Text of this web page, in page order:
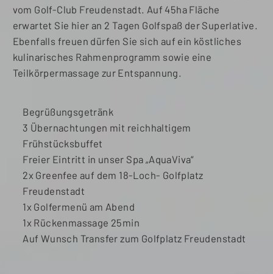
vom Golf-Club Freudenstadt. Auf 45ha Fläche
erwartet Sie hier an 2 Tagen Golfspaß der Superlative.
Ebenfalls freuen dürfen Sie sich auf ein köstliches
kulinarisches Rahmenprogramm sowie eine
Teilkörpermassage zur Entspannung.
Begrüßungsgetränk
3 Übernachtungen mit reichhaltigem
Frühstücksbuffet
Freier Eintritt in unser Spa „AquaViva“
2x Greenfee auf dem 18-Loch- Golfplatz
Freudenstadt
1x Golfermenü am Abend
1x Rückenmassage 25min
Auf Wunsch Transfer zum Golfplatz Freudenstadt